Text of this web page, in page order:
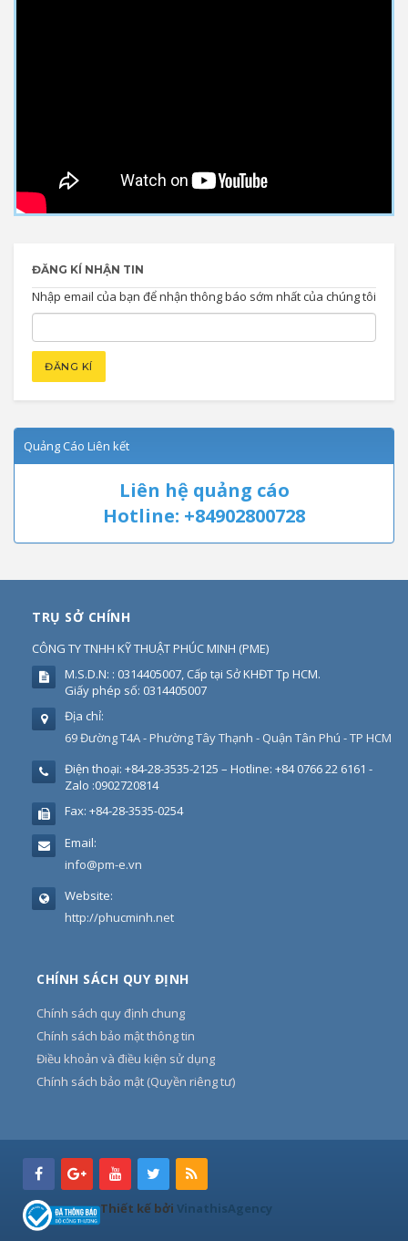
ĐĂNG KÍ NHẬN TIN
Nhập email của bạn để nhận thông báo sớm nhất của chúng tôi
Quảng Cáo Liên kết
Liên hệ quảng cáo
Hotline: +84902800728
TRỤ SỞ CHÍNH
CÔNG TY TNHH KỸ THUẬT PHÚC MINH (PME)
M.S.D.N: : 0314405007, Cấp tại Sở KHĐT Tp HCM.
Giấy phép số: 0314405007
Địa chỉ:
69 Đường T4A - Phường Tây Thạnh - Quận Tân Phú - TP HCM
Điện thoại: +84-28-3535-2125 – Hotline: +84 0766 22 6161 -
Zalo :0902720814
Fax: +84-28-3535-0254
Email:
info@pm-e.vn
Website:
http://phucminh.net
CHÍNH SÁCH QUY ĐỊNH
Chính sách quy định chung
Chính sách bảo mật thông tin
Điều khoản và điều kiện sử dụng
Chính sách bảo mật (Quyền riêng tư)
Thiết kế bởi VinathisAgency